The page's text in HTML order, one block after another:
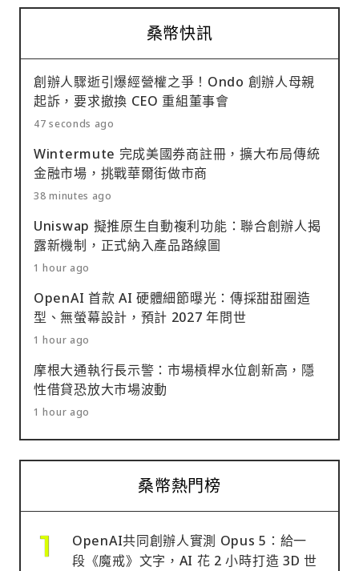
桑幣快訊
創辦人驟逝引爆經營權之爭！Ondo 創辦人母親
起訴，要求撤換 CEO 重組董事會
47 seconds ago
Wintermute 完成美國券商註冊，擴大布局傳統
金融市場，挑戰華爾街做市商
38 minutes ago
Uniswap 擬推原生自動複利功能：聯合創辦人揭
露新機制，正式納入產品路線圖
1 hour ago
OpenAI 首款 AI 硬體細節曝光：傳採甜甜圈造
型、無螢幕設計，預計 2027 年問世
1 hour ago
摩根大通執行長示警：市場槓桿水位創新高，隱
性借貸恐放大市場波動
1 hour ago
桑幣熱門榜
OpenAI共同創辦人實測 Opus 5：給一
段《魔戒》文字，AI 花 2 小時打造 3D 世